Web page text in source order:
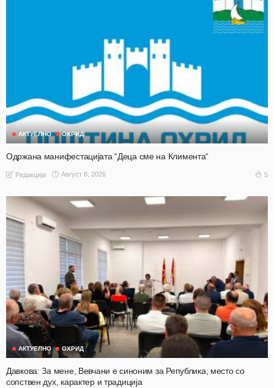
АКТУЕЛНО ОХРИД
Одржана манифестацијата “Деца сме на Климента“
Редакција Август 8, 2026 5
АКТУЕЛНО ОХРИД
Давкова: За мене, Вевчани е синоним за Република, место со
сопствен дух, карактер и традиција